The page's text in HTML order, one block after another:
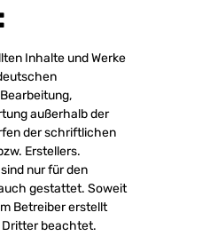
Inhalte und Werke
außerhalb der
der schriftlichen
Erstellers.
nur für den
gestattet. Soweit
Betreiber erstellt
beachtet.